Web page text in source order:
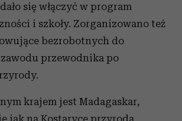
się włączyć w program
i szkoły. Zorganizowano też
bezrobotnych do
przewodnika po
krajem jest Madagaskar,
jak na Kostaryce przyroda